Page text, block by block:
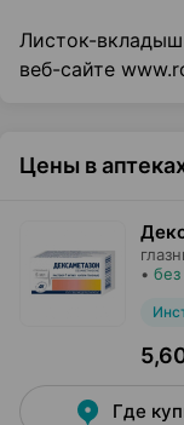
Листок-
веб-сайте
Цены в
•
Где